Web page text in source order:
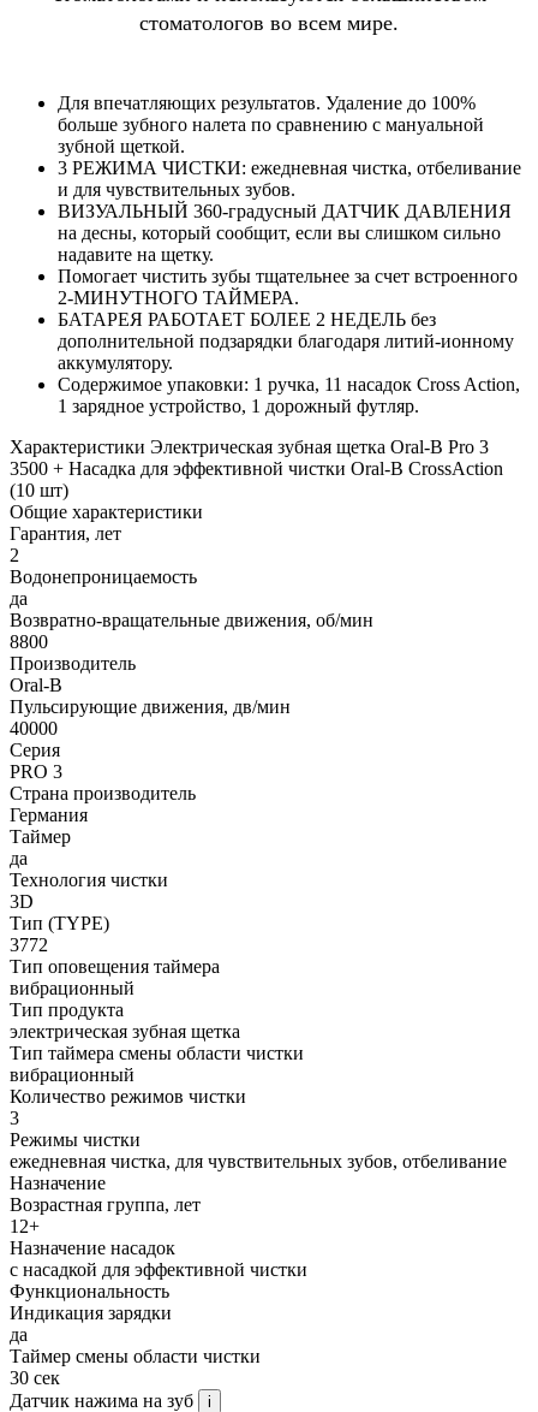
стоматологов во всем мире.
Для впечатляющих результатов. Удаление до 100%
больше зубного налета по сравнению с мануальной
зубной щеткой.
3 РЕЖИМА ЧИСТКИ: ежедневная чистка, отбеливание
и для чувствительных зубов.
ВИЗУАЛЬНЫЙ 360-градусный ДАТЧИК ДАВЛЕНИЯ
на десны, который сообщит, если вы слишком сильно
надавите на щетку.
Помогает чистить зубы тщательнее за счет встроенного
2-МИНУТНОГО ТАЙМЕРА.
БАТАРЕЯ РАБОТАЕТ БОЛЕЕ 2 НЕДЕЛЬ без
дополнительной подзарядки благодаря литий-ионному
аккумулятору.
Содержимое упаковки: 1 ручка, 11 насадок Cross Action,
1 зарядное устройство, 1 дорожный футляр.
Характеристики Электрическая зубная щетка Oral-B Pro 3
3500 + Насадка для эффективной чистки Oral-B CrossAction
(10 шт)
Общие характеристики
Гарантия, лет
2
Водонепроницаемость
да
Возвратно-вращательные движения, об/мин
8800
Производитель
Oral-B
Пульсирующие движения, дв/мин
40000
Серия
PRO 3
Страна производитель
Германия
Таймер
да
Технология чистки
3D
Тип (TYPE)
3772
Тип оповещения таймера
вибрационный
Тип продукта
электрическая зубная щетка
Тип таймера смены области чистки
вибрационный
Количество режимов чистки
3
Режимы чистки
ежедневная чистка, для чувствительных зубов, отбеливание
Назначение
Возрастная группа, лет
12+
Назначение насадок
с насадкой для эффективной чистки
Функциональность
Индикация зарядки
да
Таймер смены области чистки
30 сек
Датчик нажима на зуб
i